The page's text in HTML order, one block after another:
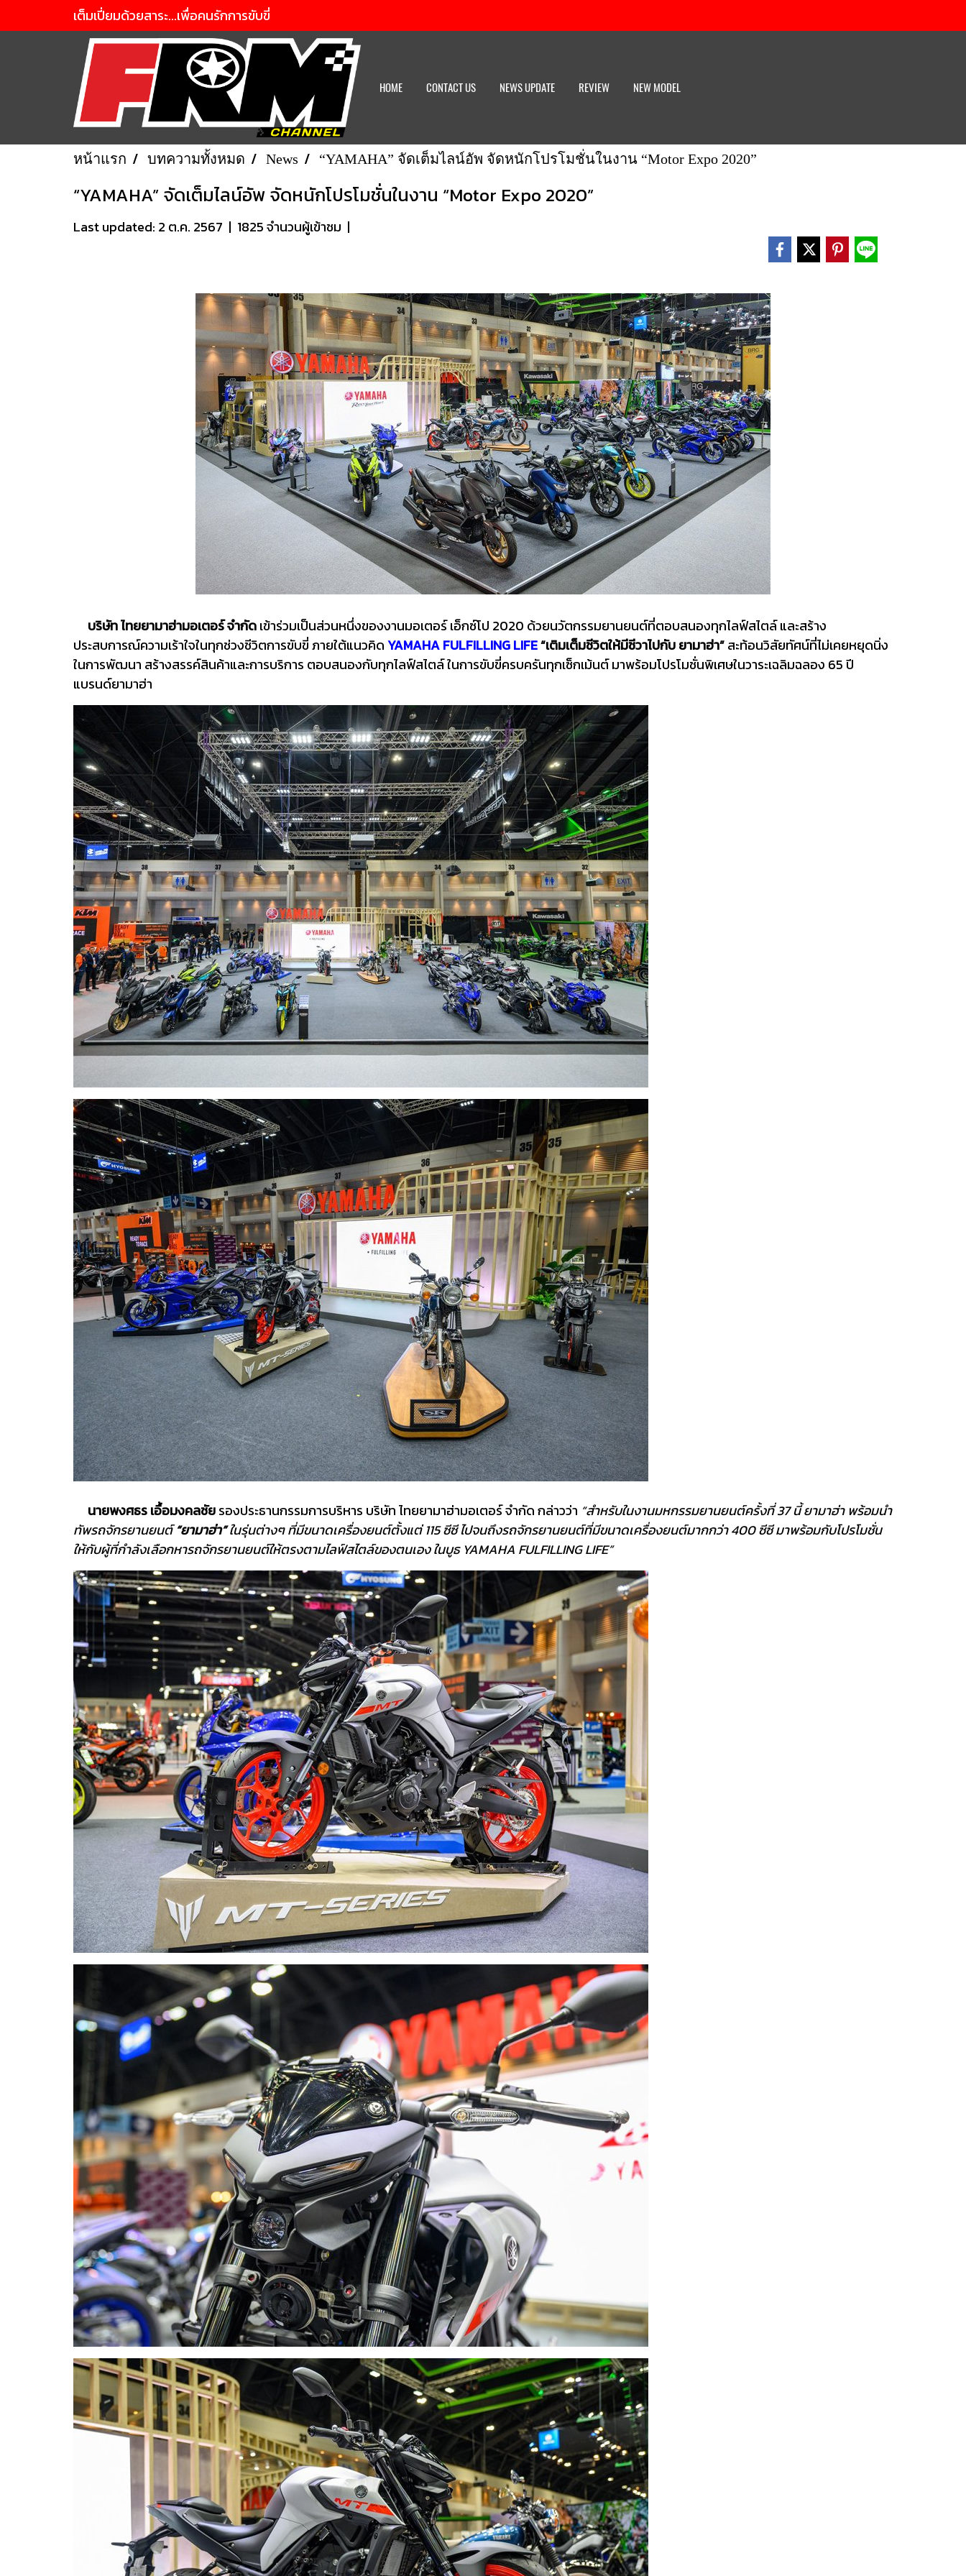
เต็มเปี่ยมด้วยสาระ...เพื่อคนรักการขับขี่
HOME CONTACT US NEWS UPDATE REVIEW NEW MODEL
หน้าแรก บทความทั้งหมด News “YAMAHA” จัดเต็มไลน์อัพ จัดหนักโปรโมชั่นในงาน “Motor Expo 2020”
“YAMAHA” จัดเต็มไลน์อัพ จัดหนักโปรโมชั่นในงาน “Motor Expo 2020”
Last updated: 2 ต.ค. 2567 | 1825 จำนวนผู้เข้าชม |
บริษัท ไทยยามาฮ่ามอเตอร์ จำกัดเข้าร่วมเป็นส่วนหนึ่งของงานมอเตอร์ เอ็กซ์โป 2020 ด้วยนวัตกรรมยานยนต์ที่ตอบสนองทุกไลฟ์สไตล์ และสร้าง
ประสบการณ์ความเร้าใจในทุกช่วงชีวิตการขับขี่ ภายใต้แนวคิดYAMAHA FULFILLING LIFE“เติมเต็มชีวิตให้มีชีวาไปกับ ยามาฮ่า”สะท้อนวิสัยทัศน์ที่ไม่เคยหยุดนิ่ง
ในการพัฒนา สร้างสรรค์สินค้าและการบริการ ตอบสนองกับทุกไลฟ์สไตล์ ในการขับขี่ครบครันทุกเซ็กเม้นต์ มาพร้อมโปรโมชั่นพิเศษในวาระเฉลิมฉลอง 65 ปี
แบรนด์ยามาฮ่า
นายพงศธร เอื้อมงคลชัยรองประธานกรรมการบริหาร บริษัท ไทยยามาฮ่ามอเตอร์ จำกัด กล่าวว่า “สำหรับในงานมหกรรมยานยนต์ครั้งที่ 37 นี้ ยามาฮ่า พร้อมนำ
ทัพรถจักรยานยนต์“ยามาฮ่า”ในรุ่นต่างๆ ที่มีขนาดเครื่องยนต์ตั้งแต่ 115 ซีซี ไปจนถึงรถจักรยานยนต์ที่มีขนาดเครื่องยนต์มากกว่า 400 ซีซี มาพร้อมกับโปรโมชั่น
ให้กับผู้ที่กำลังเลือกหารถจักรยานยนต์ให้ตรงตามไลฟ์สไตล์ของตนเอง ในบูธ YAMAHA FULFILLING LIFE”